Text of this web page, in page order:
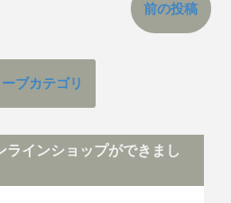
前の投稿
ブカテゴリ
インショップができまし